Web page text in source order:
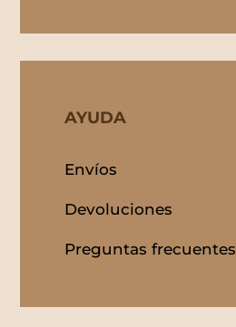
AYUDA
Envíos
Devoluciones
Preguntas frecuentes